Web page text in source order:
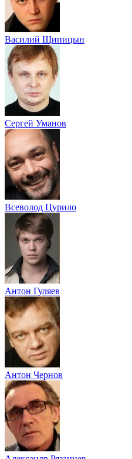
Василий Щипицын
Сергей Уманов
Всеволод Цурило
Антон Гуляев
Антон Чернов